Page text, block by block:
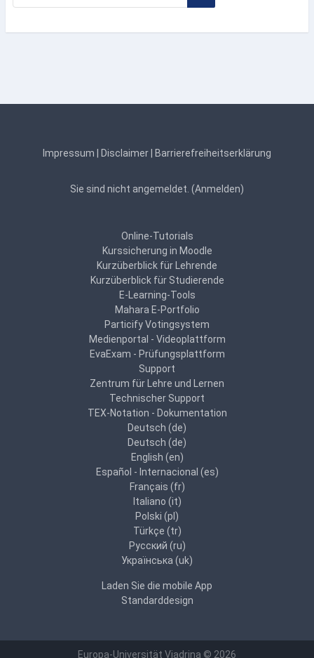
Kurse suchen
Impressum Disclaimer Barrierefreiheitserklärung
Sie sind nicht angemeldet. (Anmelden)
Online-Tutorials
Kurssicherung in Moodle
Kurzüberblick für Lehrende
Kurzüberblick für Studierende
E-Learning-Tools
Mahara E-Portfolio
Particify Votingsystem
Medienportal - Videoplattform
EvaExam - Prüfungsplattform
Support
Zentrum für Lehre und Lernen
Technischer Support
TEX-Notation - Dokumentation
Deutsch ‎(de)‎
Deutsch ‎(de)‎
English ‎(en)‎
Español - Internacional ‎(es)‎
Français ‎(fr)‎
Italiano ‎(it)‎
Polski ‎(pl)‎
Türkçe ‎(tr)‎
Русский ‎(ru)‎
Українська ‎(uk)‎
Laden Sie die mobile App
Standarddesign
Europa-Universität Viadrina © 2026